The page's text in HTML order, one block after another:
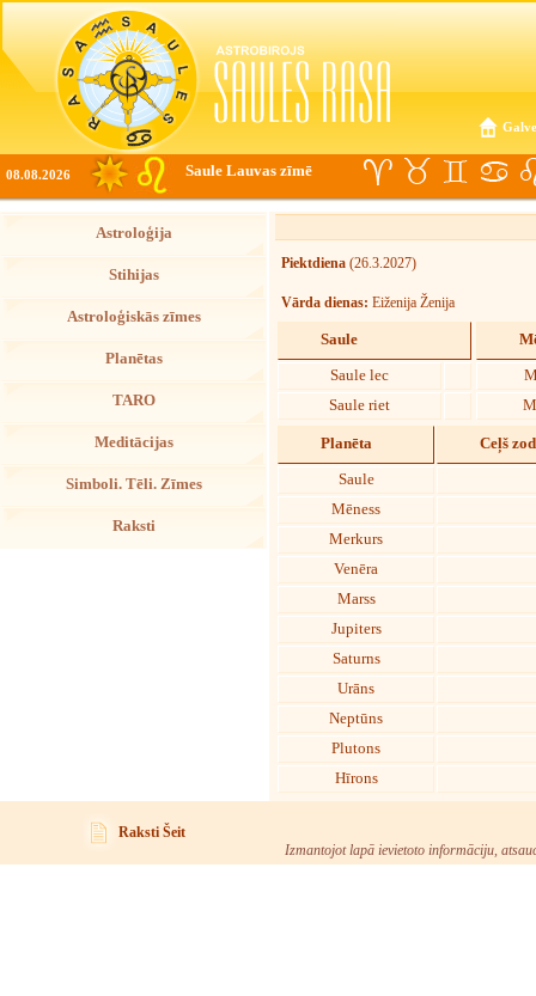
08.08.2026 Saule Lauvas zīmē
Astroloģija
Stihijas
Astroloģiskās zīmes
Planētas
TARO
Meditācijas
Simboli. Tēli. Zīmes
Raksti
Piektdiena (26.3.2027)
Vārda dienas: Eiženija Ženija
Saule
Saule lec
Saule riet
Planēta Ceļš
Saule
Mēness
Merkurs
Venēra
Marss
Jupiters
Saturns
Urāns
Neptūns
Plutons
Hīrons
Raksti Šeit
Izmantojot lapā ievietoto informāciju,